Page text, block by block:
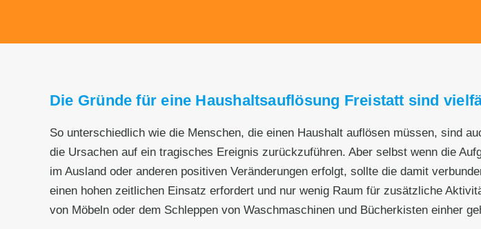
Die Gründe für eine Haushaltsauflösung Freistatt sind
So unterschiedlich wie die Menschen, die einen Haushalt auflösen müssen, sind
die Ursachen auf ein tragisches Ereignis zurückzuführen. Aber selbst wenn die
im Ausland oder anderen positiven Veränderungen erfolgt, sollte die damit
einen hohen zeitlichen Einsatz erfordert und nur wenig Raum für zusätzliche
von Möbeln oder dem Schleppen von Waschmaschinen und Bücherkisten einher